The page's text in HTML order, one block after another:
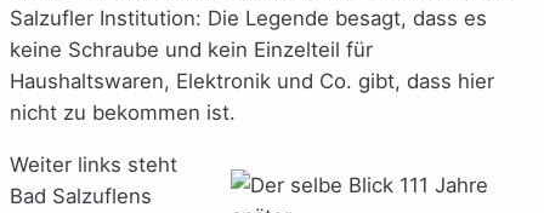
Salzufler Institution: Die Legende besagt, dass es
keine Schraube und kein Einzelteil für
Haushaltswaren, Elektronik und Co. gibt, dass hier
nicht zu bekommen ist.
Weiter links steht
Bad Salzuflens